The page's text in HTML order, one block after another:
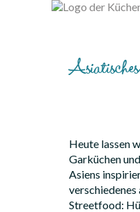
Heute lassen
Garküchen
Asiens
verschiedenes
Streetfood: